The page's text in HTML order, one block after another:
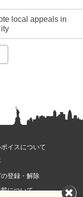
local appeals in
ボイスについて
の登録・解除
について